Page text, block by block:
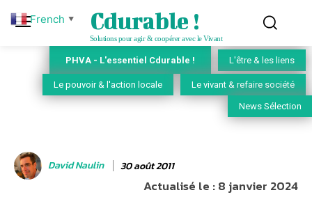
Cdurable !
Solutions pour agir & coopérer avec le Vivant
PHVA - L'essentiel Cdurable ! L'être & les liens
Le pouvoir & l'action locale Le vivant & refaire société
News Sélection
David Naulin 30 août 2011
Actualisé le :8 janvier 2024
French ▼